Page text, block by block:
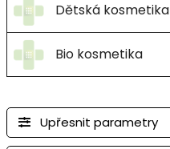
Dětská kosmetika
Bio kosmetika
Upřesnit parametry